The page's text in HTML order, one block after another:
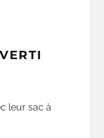
leur sac à